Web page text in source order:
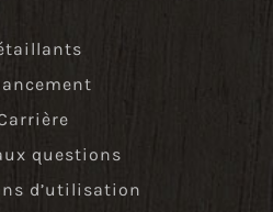
questions
d’utilisation